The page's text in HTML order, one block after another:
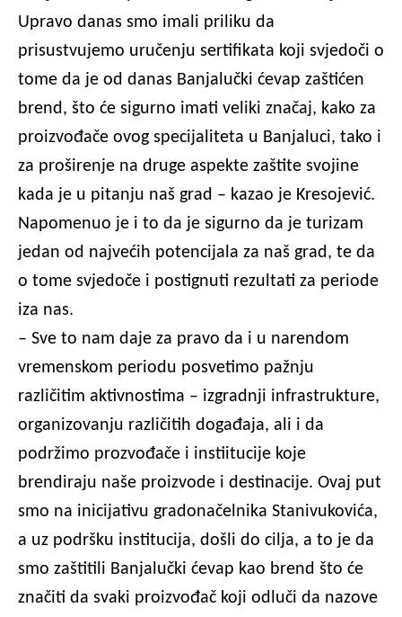
Upravo danas smo imali priliku da
prisustvujemo uručenju sertifikata koji svjedoči o
tome da je od danas Banjalučki ćevap zaštićen
brend, što će sigurno imati veliki značaj, kako za
proizvođače ovog specijaliteta u Banjaluci, tako i
za proširenje na druge aspekte zaštite svojine
kada je u pitanju naš grad – kazao je Kresojević.
Napomenuo je i to da je sigurno da je turizam
jedan od najvećih potencijala za naš grad, te da
o tome svjedoče i postignuti rezultati za periode
iza nas.
– Sve to nam daje za pravo da i u narendom
vremenskom periodu posvetimo pažnju
različitim aktivnostima – izgradnji infrastrukture,
organizovanju različitih događaja, ali i da
podržimo prozvođače i instiitucije koje
brendiraju naše proizvode i destinacije. Ovaj put
smo na inicijativu gradonačelnika Stanivukovića,
a uz podršku institucija, došli do cilja, a to je da
smo zaštitili Banjalučki ćevap kao brend što će
značiti da svaki proizvođač koji odluči da nazove